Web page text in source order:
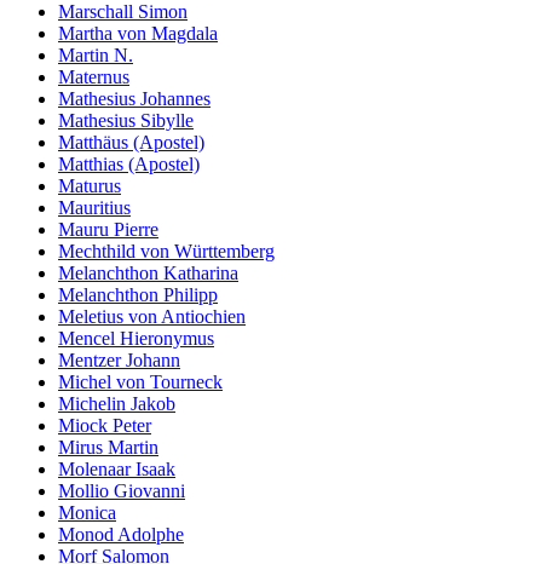
Marschall Simon
Martha von Magdala
Martin N.
Maternus
Mathesius Johannes
Mathesius Sibylle
Matthäus (Apostel)
Matthias (Apostel)
Maturus
Mauritius
Mauru Pierre
Mechthild von Württemberg
Melanchthon Katharina
Melanchthon Philipp
Meletius von Antiochien
Mencel Hieronymus
Mentzer Johann
Michel von Tourneck
Michelin Jakob
Miock Peter
Mirus Martin
Molenaar Isaak
Mollio Giovanni
Monica
Monod Adolphe
Morf Salomon